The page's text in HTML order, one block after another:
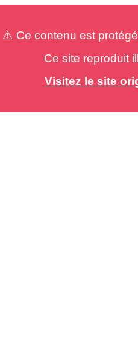
⚠️ Ce contenu est
Ce site reproduit
Visitez le site